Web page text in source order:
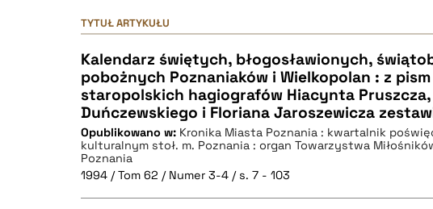
TYTUŁ ARTYKUŁU
Kalendarz świętych, błogosławionych,
pobożnych Poznaniaków i Wielkopolan : z pism
staropolskich hagiografów Hiacynta Pruszcza,
Duńczewskiego i Floriana Jaroszewicza
Opublikowano w: Kronika Miasta Poznania : kwartalnik
kulturalnym stoł. m. Poznania : organ Towarzystwa
Poznania
1994 / Tom 62 / Numer 3-4 / s. 7 - 103